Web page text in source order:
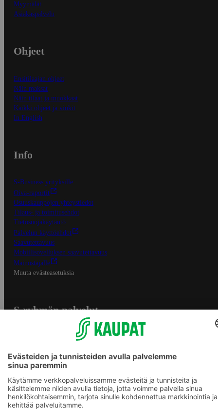
Myymälät
Asiakaspalvelu
Ohjeet
Ensitilaajan ohjeet
Näin maksat
Näin tilaat ja muokkaat
Kaikki ohjeet ja vinkit
In English
Info
S-Business yrityksille
Oiva-raportit
Osuuskauppojen yhteystiedot
Tilaus- ja toimitusehdot
Tietosuojakäytäntö
Palvelun käyttöehdot
Saavutettavuus
Mobiilisovelluksen saavutettavuus
Mainostajalle
Muuta evästeasetuksia
S-ryhmän palvelut
Yhteishyvä Ruoka -sovellus
S-ostoslista -sovellus
Prisma.fi
Sokos.fi
S-Pankki